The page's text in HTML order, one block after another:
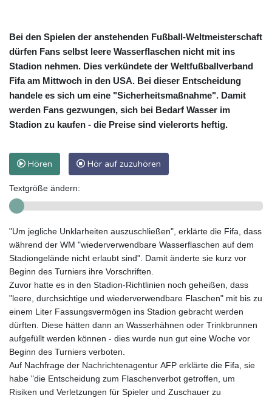
Bei den Spielen der anstehenden Fußball-Weltmeisterschaft
dürfen Fans selbst leere Wasserflaschen nicht mit ins
Stadion nehmen. Dies verkündete der Weltfußballverband
Fifa am Mittwoch in den USA. Bei dieser Entscheidung
handele es sich um eine "Sicherheitsmaßnahme". Damit
werden Fans gezwungen, sich bei Bedarf Wasser im
Stadion zu kaufen - die Preise sind vielerorts heftig.
Hören Hör auf zuzuhören
Textgröße ändern:
"Um jegliche Unklarheiten auszuschließen", erklärte die Fifa, dass
während der WM "wiederverwendbare Wasserflaschen auf dem
Stadiongelände nicht erlaubt sind". Damit änderte sie kurz vor
Beginn des Turniers ihre Vorschriften.
Zuvor hatte es in den Stadion-Richtlinien noch geheißen, dass
"leere, durchsichtige und wiederverwendbare Flaschen" mit bis zu
einem Liter Fassungsvermögen ins Stadion gebracht werden
dürften. Diese hätten dann an Wasserhähnen oder Trinkbrunnen
aufgefüllt werden können - dies wurde nun gut eine Woche vor
Beginn des Turniers verboten.
Auf Nachfrage der Nachrichtenagentur AFP erklärte die Fifa, sie
habe "die Entscheidung zum Flaschenverbot getroffen, um
Risiken und Verletzungen für Spieler und Zuschauer zu